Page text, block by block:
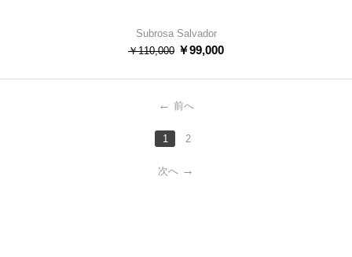
Subrosa Salvador
￥110,000 ￥99,000
前へ
1 2
次へ